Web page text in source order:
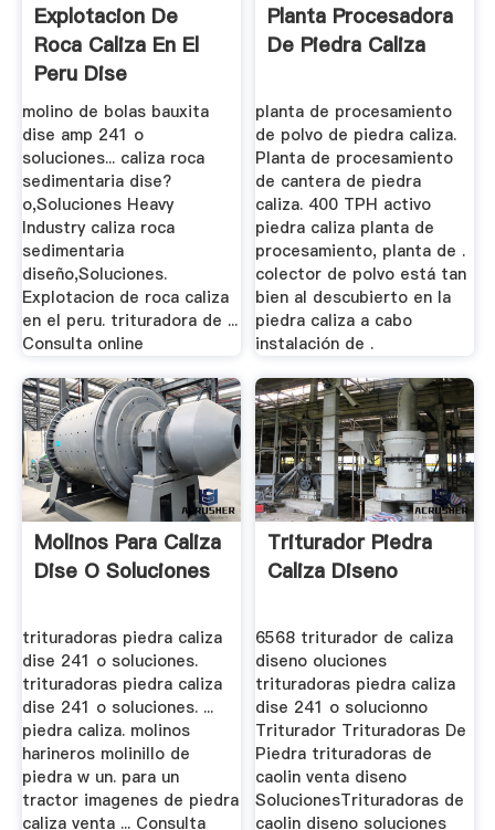
Explotacion De
Roca Caliza En El
Peru Dise
Osoluciones
molino de bolas bauxita
dise amp 241 o
soluciones... caliza roca
sedimentaria dise?
o,Soluciones Heavy
Industry caliza roca
sedimentaria
diseño,Soluciones.
Explotacion de roca caliza
en el peru. trituradora de ...
Consulta online
Planta Procesadora
De Piedra Caliza
planta de procesamiento
de polvo de piedra caliza.
Planta de procesamiento
de cantera de piedra
caliza. 400 TPH activo
piedra caliza planta de
procesamiento, planta de .
colector de polvo está tan
bien al descubierto en la
piedra caliza a cabo
instalación de .
Molinos Para Caliza
Dise O Soluciones
trituradoras piedra caliza
dise 241 o soluciones.
trituradoras piedra caliza
dise 241 o soluciones. ...
piedra caliza. molinos
harineros molinillo de
piedra w un. para un
tractor imagenes de piedra
caliza venta ... Consulta
Triturador Piedra
Caliza Diseno
6568 triturador de caliza
diseno oluciones
trituradoras piedra caliza
dise 241 o solucionno
Triturador Trituradoras De
Piedra trituradoras de
caolin venta diseno
SolucionesTrituradoras de
caolin diseno soluciones